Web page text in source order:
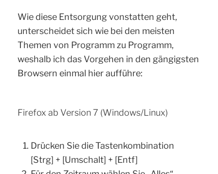
Wie diese Entsorgung vonstatten geht,
unterscheidet sich wie bei den meisten
Themen von Programm zu Programm,
weshalb ich das Vorgehen in den gängigsten
Browsern einmal hier aufführe:
Firefox ab Version 7 (Windows/Linux)
Drücken Sie die Tastenkombination
[Strg] + [Umschalt] + [Entf]